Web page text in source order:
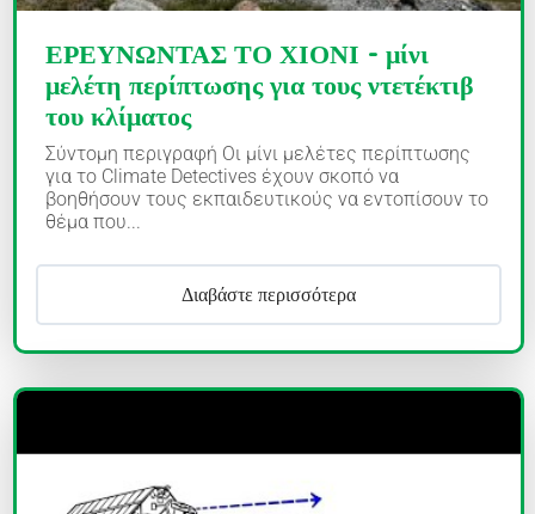
ΕΡΕΥΝΩΝΤΑΣ ΤΟ ΧΙΟΝΙ - μίνι
μελέτη περίπτωσης για τους ντετέκτιβ
του κλίματος
Σύντομη περιγραφή Οι μίνι μελέτες περίπτωσης
για το Climate Detectives έχουν σκοπό να
βοηθήσουν τους εκπαιδευτικούς να εντοπίσουν το
θέμα που...
Διαβάστε περισσότερα